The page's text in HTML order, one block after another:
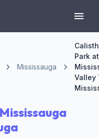
Mississauga
Park at
Valley